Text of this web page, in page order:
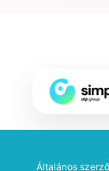
Általános